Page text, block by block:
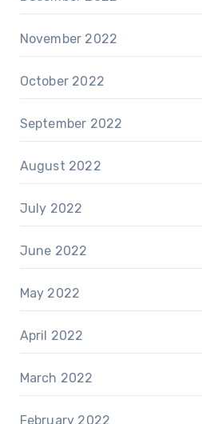
November 2022
October 2022
September 2022
August 2022
July 2022
June 2022
May 2022
April 2022
March 2022
February 2022